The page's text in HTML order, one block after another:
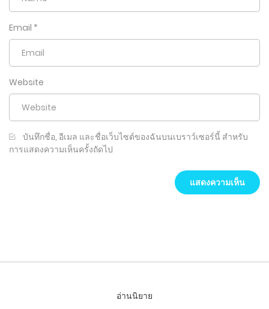
Email *
Website
บันทึกชื่อ, อีเมล และชื่อเว็บไซต์ของฉันบนเบราว์เซอร์นี้ สำหรับ
การแสดงความเห็นครั้งถัดไป
อ่านนิยาย